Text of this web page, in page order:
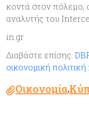
κοντά στον πόλεμο,
αναλυτής του
in.gr
Διαβάστε επίσης:
οικονομική
Οικονομία,